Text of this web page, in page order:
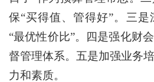
保“买得值、管得好”。三
“最优性价比”。四是强化财
督管理体系。五是加强业务
力和素质。